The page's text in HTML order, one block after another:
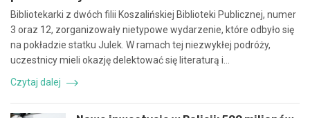
r
a
c
ę
i
k
o
o
r
n
e
z
d
a
r
z
e
n
Bibliotekarki z dwóch filii Koszalińskiej Biblioteki Publicznej, numer
3 oraz 12, zorganizowały nietypowe wydarzenie, które odbyło się
na pokładzie statku Julek. W ramach tej niezwykłej podróży,
uczestnicy mieli okazję delektować się literaturą i…
Czytaj dalej